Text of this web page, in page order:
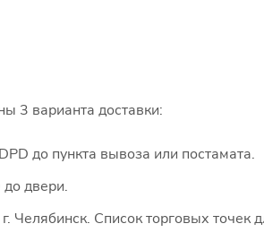
3 варианта доставки:
до пункта вывоза или постамата.
до двери.
Челябинск. Список торговых